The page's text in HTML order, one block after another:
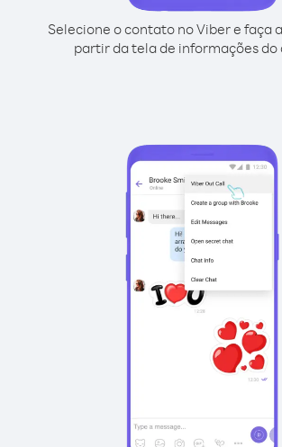
Selecione o contato no Viber e faça
partir da tela de informações